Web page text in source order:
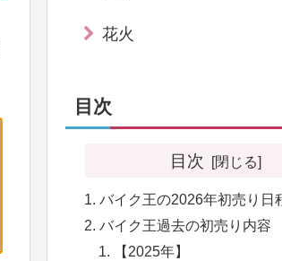
花火
目次
目次
バイク王の2026年初売り日
バイク王過去の初売り内容
【2025年】